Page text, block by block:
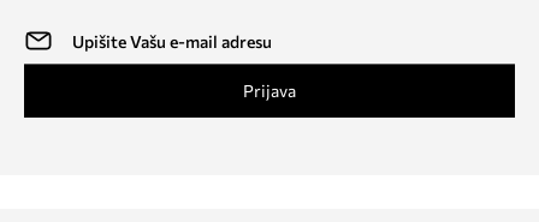
Prijava